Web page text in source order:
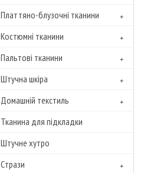
Платтяно-блузочні тканини
Костюмні тканини
Пальтові тканини
Штучна шкіра
Домашній текстиль
Тканина для підкладки
Штучне хутро
Cтрази